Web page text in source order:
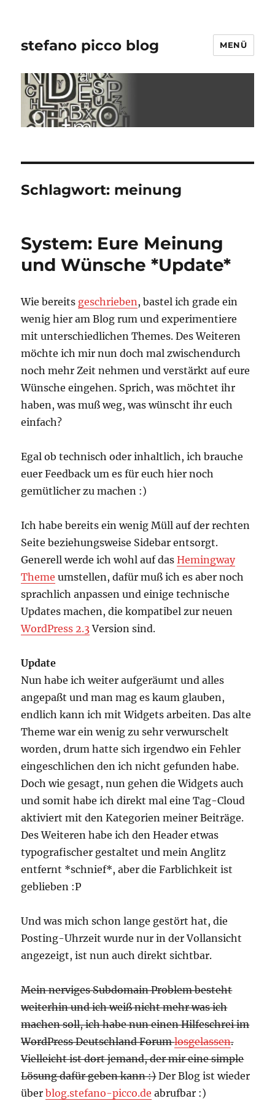
stefano picco blog MENÜ
Schlagwort: meinung
System: Eure Meinung
und Wünsche *Update*
Wie bereits geschrieben, bastel ich grade ein
wenig hier am Blog rum und experimentiere
mit unterschiedlichen Themes. Des Weiteren
möchte ich mir nun doch mal zwischendurch
noch mehr Zeit nehmen und verstärkt auf eure
Wünsche eingehen. Sprich, was möchtet ihr
haben, was muß weg, was wünscht ihr euch
einfach?
Egal ob technisch oder inhaltlich, ich brauche
euer Feedback um es für euch hier noch
gemütlicher zu machen :)
Ich habe bereits ein wenig Müll auf der rechten
Seite beziehungsweise Sidebar entsorgt.
Generell werde ich wohl auf dasHemingway
Theme umstellen, dafür muß ich es aber noch
sprachlich anpassen und einige technische
Updates machen, die kompatibel zur neuen
WordPress 2.3Version sind.
Update
Nun habe ich weiter aufgeräumt und alles
angepaßt und man mag es kaum glauben,
endlich kann ich mit Widgets arbeiten. Das alte
Theme war ein wenig zu sehr verwurschelt
worden, drum hatte sich irgendwo ein Fehler
eingeschlichen den ich nicht gefunden habe.
Doch wie gesagt, nun gehen die Widgets auch
und somit habe ich direkt mal eine Tag-Cloud
aktiviert mit den Kategorien meiner Beiträge.
Des Weiteren habe ich den Header etwas
typografischer gestaltet und mein Anglitz
entfernt *schnief*, aber die Farblichkeit ist
geblieben :P
Und was mich schon lange gestört hat, die
Posting-Uhrzeit wurde nur in der Vollansicht
angezeigt, ist nun auch direkt sichtbar.
Mein nerviges Subdomain Problem besteht
weiterhin und ich weiß nicht mehr was ich
machen soll, ich habe nun einen Hilfeschrei im
WordPress Deutschland Forumlosgelassen.
Vielleicht ist dort jemand, der mir eine simple
Lösung dafür geben kann :)Der Blog ist wieder
überblog.stefano-picco.de abrufbar :)